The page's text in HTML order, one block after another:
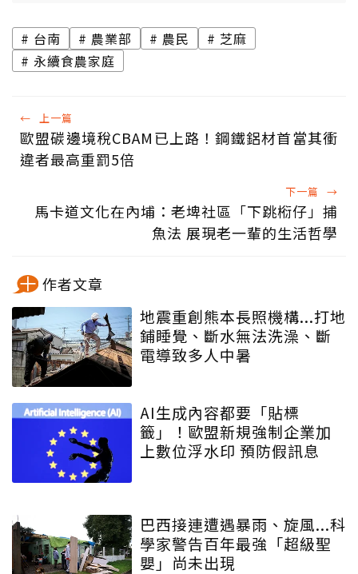
台南 農業部 農民
芝麻
永續食農家庭
← 上一篇
歐盟碳邊境稅CBAM已上路！鋼鐵鋁材首當其衝
違者最高重罰5倍
下一篇 →
馬卡道文化在內埔：老埤社區「下跳椼仔」捕
魚法 展現老一輩的生活哲學
作者文章
地震重創熊本長照機構...打地
鋪睡覺、斷水無法洗澡、斷
電導致多人中暑
AI生成內容都要「貼標
籤」！歐盟新規強制企業加
上數位浮水印 預防假訊息
巴西接連遭遇暴雨、旋風...科
學家警告百年最強「超級聖
嬰」尚未出現